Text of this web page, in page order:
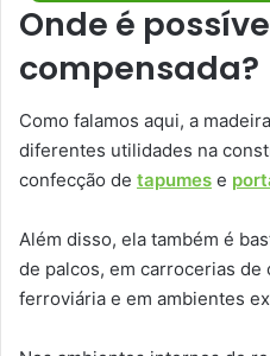
Onde é
compensada?
Como falamos aqui, a
diferentes utilidades na
confecção de tapumes e
Além disso, ela também é
de palcos, em carrocerias de
ferroviária e em ambientes